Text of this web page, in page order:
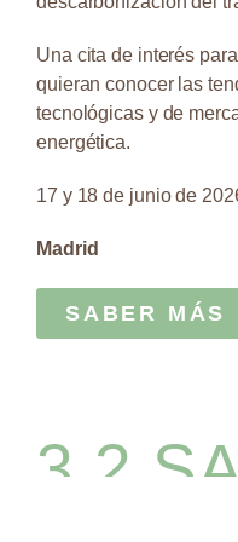
Una cita de interés
quieran conocer las
tecnológicas y de
energética.
17 y 18 de junio de
Madrid
SABER MÁS
3.2